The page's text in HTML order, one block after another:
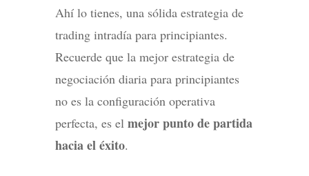
Ahí lo tienes, una sólida estrategia de
trading intradía para principiantes.
Recuerde que la mejor estrategia de
negociación diaria para principiantes
no es la configuración operativa
perfecta, es el mejor punto de partida
hacia el éxito.